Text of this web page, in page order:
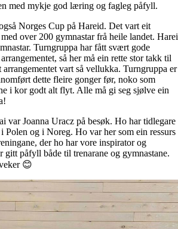
med mykje god læring og fagleg påfyll.
Norges Cup på Hareid. Det vart eit
over 200 gymnastar frå heile landet.
Turngruppa har fått svært gode
så her må ein rette stor takk til
vart så vellukka. Turngruppa er
dette fleire gonger før, noko som
i kor godt alt flyt. Alle må gi seg sjølve ein
var Joanna Uracz på besøk. Ho har tidlegare
Polen og i Noreg. Ho var her som ein ressurs
der ho har vore inspirator og
gitt påfyll både til trenarane og gymnastane.
😊